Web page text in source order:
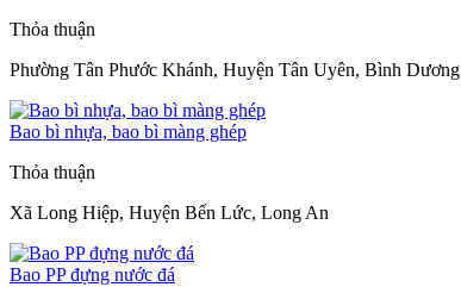
Thỏa thuận
Phường Tân Phước Khánh, Huyện Tân Uyên, Bình Dương
Bao bì nhựa, bao bì màng ghép
Thỏa thuận
Xã Long Hiệp, Huyện Bến Lức, Long An
Bao PP đựng nước đá